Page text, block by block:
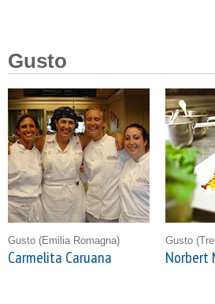
Gusto
Gusto (Emilia Romagna)
Carmelita Caruana
Gusto
Norbert